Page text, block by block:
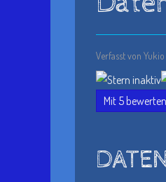
Verfasst von
Bitte